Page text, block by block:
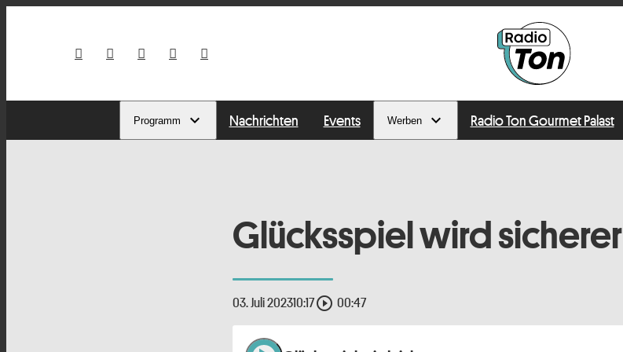
Programm Nachrichten Events Werben Radio Ton Gourmet Palast
Glücksspiel wird sicherer
03. Juli 202310:17play_circle_outline 00:47